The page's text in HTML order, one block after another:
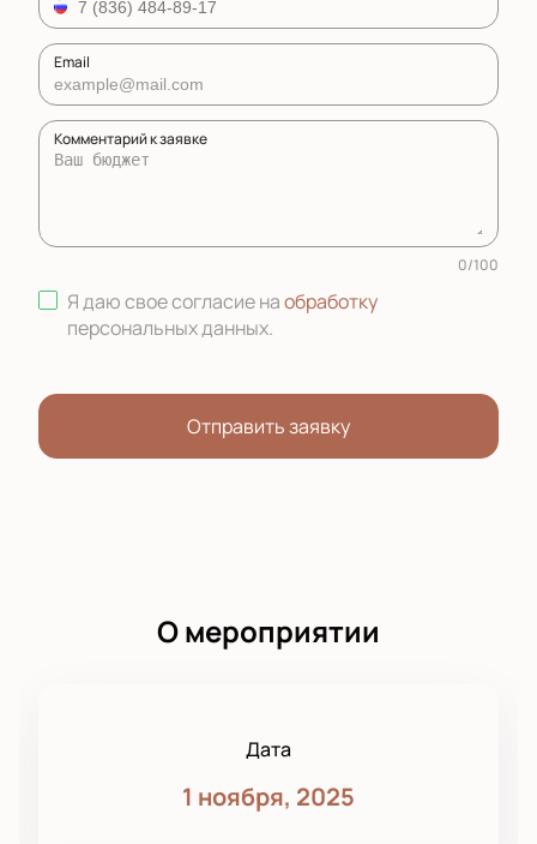
Email
Комментарий к заявке
0/100
Я даю свое согласие наобработку
персональных данных.
Отправить заявку
О мероприятии
Дата
1 ноября, 2025